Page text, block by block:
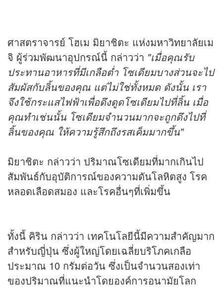
ศาสตราจารย์ โฮเม มิยาชิตะ แห่งมหาวิทยาลัยเม
จิ ผู้ร่วมพัฒนาอุปกรณ์นี้ กล่าวว่า "เมื่อคุณรับ
ประทานอาหารที่มีเกลือต่ำ โซเดียมบางส่วนจะไป
สัมผัสกับลิ้นของคุณ แต่ไม่ใช่ทั้งหมด ดังนั้น เรา
จึงใช้กระแสไฟฟ้าเพื่อดึงดูดโซเดียมไปที่ลิ้น เมื่อ
คุณทำเช่นนั้น โซเดียมจำนวนมากจะถูกดึงไปที่
ลิ้นของคุณ ให้ความรู้สึกถึงรสเค็มมากขึ้น"
มิยาชิตะ กล่าวว่า ปริมาณโซเดียมที่มากเกินไป
สัมพันธ์กับอุบัติการณ์ของความดันโลหิตสูง โรค
หลอดเลือดสมอง และโรคอื่นๆที่เพิ่มขึ้น
ทั้งนี้ คิริน กล่าวว่า เทคโนโลยีนี้มีความสำคัญมาก
สำหรับญี่ปุ่น ซึ่งผู้ใหญ่โดยเฉลี่ยบริโภคเกลือ
ประมาณ 10 กรัมต่อวัน ซึ่งเป็นจำนวนสองเท่า
ของปริมาณที่แนะนำโดยองค์การอนามัยโลก